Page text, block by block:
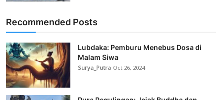
Recommended Posts
Lubdaka: Pemburu Menebus Dosa di
Malam Siwa
Surya_Putra Oct 26, 2024